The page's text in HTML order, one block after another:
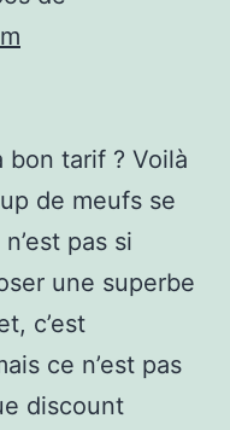
bon tarif ? Voilà
de meufs se
pas si
une superbe
c’est
ce n’est pas
discount